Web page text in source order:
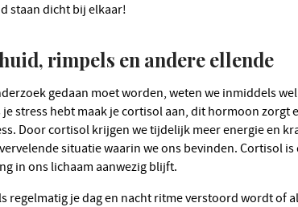
staan dicht bij elkaar!
huid, rimpels en andere ellende
stress hebt maak je cortisol aan, dit hormoon zorgt
Door cortisol krijgen we tijdelijk meer energie en
situatie waarin we ons bevinden. Cortisol is
in ons lichaam aanwezig blijft.